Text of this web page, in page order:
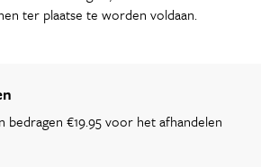
ter plaatse te worden voldaan.
bedragen €19.95 voor het afhandelen